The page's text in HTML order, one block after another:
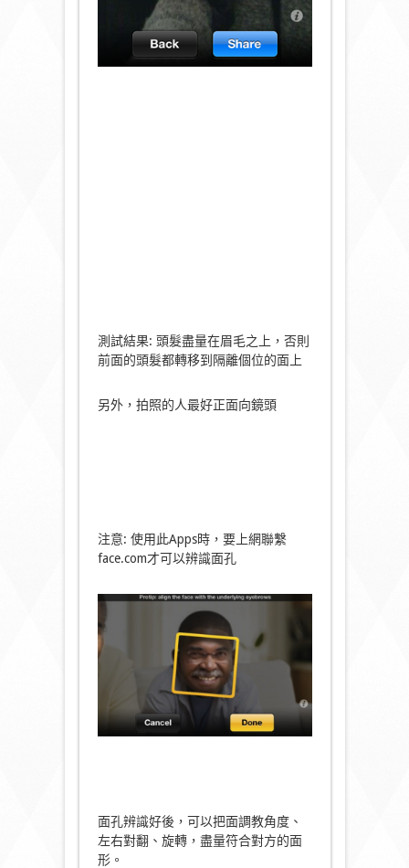
測試結果: 頭髮盡量在眉毛之上，否則
前面的頭髮都轉移到隔離個位的面上
另外，拍照的人最好正面向鏡頭
注意: 使用此Apps時，要上網聯繫
face.com才可以辨識面孔
面孔辨識好後，可以把面調教角度、
左右對翻、旋轉，盡量符合對方的面
形。